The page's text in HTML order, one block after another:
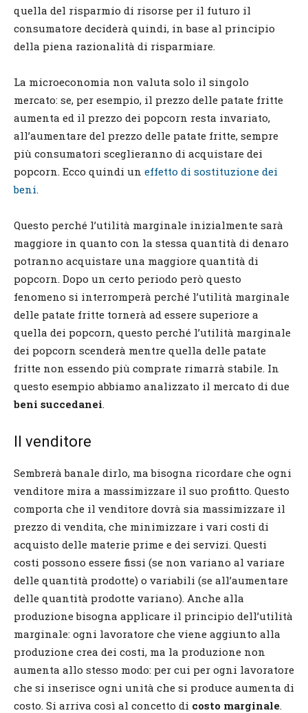
quella del risparmio di risorse per il futuro il
consumatore deciderà quindi, in base al principio
della piena razionalità di risparmiare.
La microeconomia non valuta solo il singolo
mercato: se, per esempio, il prezzo delle patate fritte
aumenta ed il prezzo dei popcorn resta invariato,
all’aumentare del prezzo delle patate fritte, sempre
più consumatori sceglieranno di acquistare dei
popcorn. Ecco quindi un effetto di sostituzione dei
beni.
Questo perché l’utilità marginale inizialmente sarà
maggiore in quanto con la stessa quantità di denaro
potranno acquistare una maggiore quantità di
popcorn. Dopo un certo periodo però questo
fenomeno si interromperà perché l’utilità marginale
delle patate fritte tornerà ad essere superiore a
quella dei popcorn, questo perché l’utilità marginale
dei popcorn scenderà mentre quella delle patate
fritte non essendo più comprate rimarrà stabile. In
questo esempio abbiamo analizzato il mercato di due
beni succedanei.
Il venditore
Sembrerà banale dirlo, ma bisogna ricordare che ogni
venditore mira a massimizzare il suo profitto. Questo
comporta che il venditore dovrà sia massimizzare il
prezzo di vendita, che minimizzare i vari costi di
acquisto delle materie prime e dei servizi. Questi
costi possono essere fissi (se non variano al variare
delle quantità prodotte) o variabili (se all’aumentare
delle quantità prodotte variano). Anche alla
produzione bisogna applicare il principio dell’utilità
marginale: ogni lavoratore che viene aggiunto alla
produzione crea dei costi, ma la produzione non
aumenta allo stesso modo: per cui per ogni lavoratore
che si inserisce ogni unità che si produce aumenta di
costo. Si arriva così al concetto di costo marginale.